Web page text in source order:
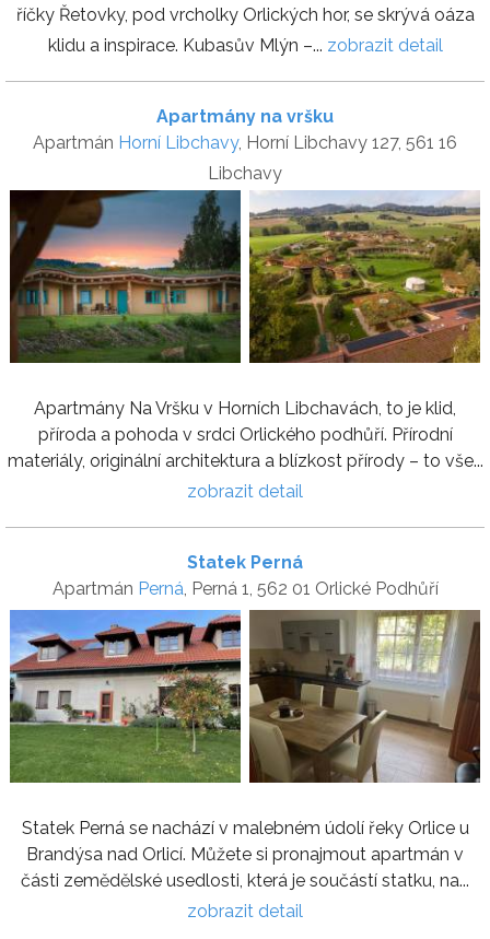
říčky Řetovky, pod vrcholky Orlických hor, se skrývá oáza
klidu a inspirace. Kubasův Mlýn –... zobrazit detail
Apartmány na vršku
Apartmán Horní Libchavy, Horní Libchavy 127, 561 16
Libchavy
Apartmány Na Vršku v Horních Libchavách, to je klid,
příroda a pohoda v srdci Orlického podhůří. Přírodní
materiály, originální architektura a blízkost přírody – to vše...
zobrazit detail
Statek Perná
Apartmán Perná, Perná 1, 562 01 Orlické Podhůří
Statek Perná se nachází v malebném údolí řeky Orlice u
Brandýsa nad Orlicí. Můžete si pronajmout apartmán v
části zemědělské usedlosti, která je součástí statku, na...
zobrazit detail